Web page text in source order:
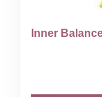
Inner